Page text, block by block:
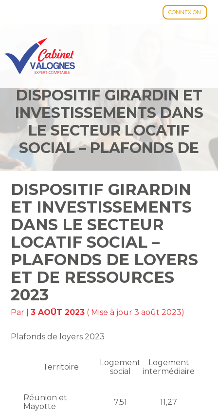
CONNEXION
Aller
contenu
DISPOSITIF GIRARDIN ET
INVESTISSEMENTS DANS
LE SECTEUR LOCATIF
SOCIAL – PLAFONDS DE
LOYERS ET DE
RESSOURCES 2023
DISPOSITIF GIRARDIN
ET INVESTISSEMENTS
DANS LE SECTEUR
LOCATIF SOCIAL –
PLAFONDS DE LOYERS
ET DE RESSOURCES
2023
Par |3 AOÛT 2023 ( Mise à jour 3 août 2023)
Plafonds de loyers 2023
Territoire
Logement
social
Logement
intermédiaire
Réunion et
Mayotte
7,51 11,27